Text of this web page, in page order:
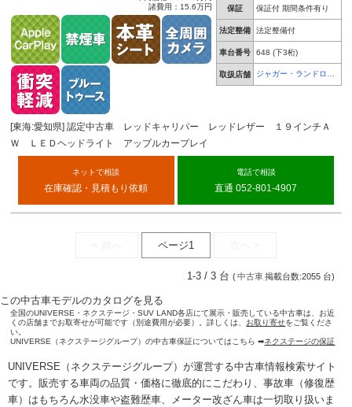
保証 保証付 期間条件有り
法定整備 法定整備付
車台番号 648 (下3桁)
取扱店舗
ジャガー・ランドロー
諸費用：15.6万円
[東海:愛知県] 認定中古車 レッドキャリパー レッドレザー １９インチＡ
Ｗ ＬＥＤヘッドライト アップルカープレイ
ネットで相談
在庫確認・見積もり依頼
電話で相談
直通 052-801-4907
ページ1
1-3 / 3 台 (中古車掲載台数:2055 台)
この中古車モデルのカタログを見る
全国のUNIVERSE・ネクステージ・SUV LAND各店にて展示・販売している中古車は、お近
くの店舗までお取寄せが可能です（別途費用が必要）。詳しくは、 お取り寄せをご覧くださ
い。
UNIVERSE（ネクステージグループ）の中古車保証についてはこちら ➡ネクステージの保証
UNIVERSE（ネクステージグループ）が運営する中古車情報検索サイト
です。販売する車両の品質・価格に徹底的にこだわり、事故車（修復歴
車）はもちろん水没車や盗難歴車、メーター改ざん車は一切取り扱いま